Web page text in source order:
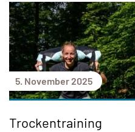
5. November 2025
Trockentraining